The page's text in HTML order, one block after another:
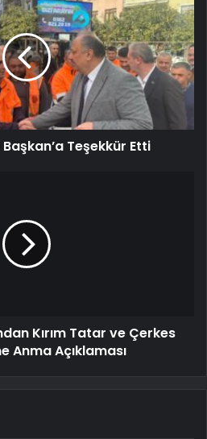
Teşekkür Etti
Kırım Tatar ve Çerkes
Anma Açıklaması